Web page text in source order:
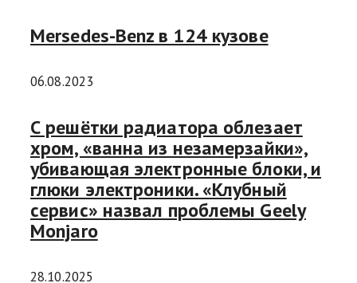
Mersedes-Benz в 124 кузове
06.08.2023
С решётки радиатора облезает
хром, «ванна из незамерзайки»,
убивающая электронные блоки, и
глюки электроники. «Клубный
сервис» назвал проблемы Geely
Monjaro
28.10.2025